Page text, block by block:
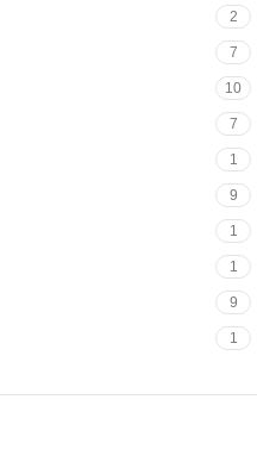
2
7
10
7
1
9
1
1
9
1